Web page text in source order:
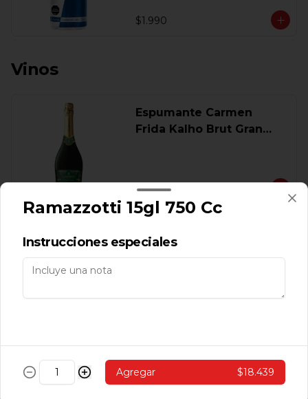
$1.990
Vinos
Espumante Carmen
Frida Kalho Brut Gran
$9.560
Oferta Pack 2 Vino Frida
Vino Adobe Carmener
Reserva 750 Cc.
Ramazzotti 15gl 750 Cc
Instrucciones especiales
Agregar $18.439